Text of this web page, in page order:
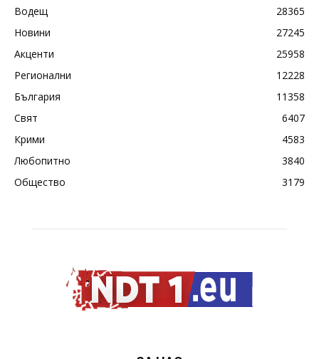
Водещ
28365
Новини
27245
Акценти
25958
Регионални
12228
България
11358
Свят
6407
Крими
4583
Любопитно
3840
Общество
3179